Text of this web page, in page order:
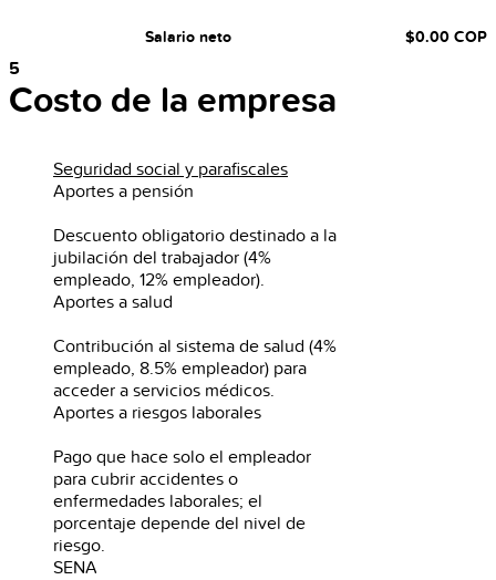
Salario neto $0.00 COP
5
Costo de la empresa
Seguridad social y parafiscales
Aportes a pensión
Descuento obligatorio destinado a la
jubilación del trabajador (4%
empleado, 12% empleador).
Aportes a salud
Contribución al sistema de salud (4%
empleado, 8.5% empleador) para
acceder a servicios médicos.
Aportes a riesgos laborales
Pago que hace solo el empleador
para cubrir accidentes o
enfermedades laborales; el
porcentaje depende del nivel de
riesgo.
SENA